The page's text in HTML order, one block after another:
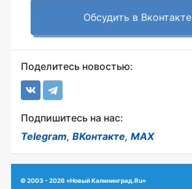
Обсудить в Вконтакте
Поделитесь новостью:
Подпишитесь на нас:
Telegram, ВКонтакте, MAX
© 2003 - 2026 «Новый Калининград.Ru»